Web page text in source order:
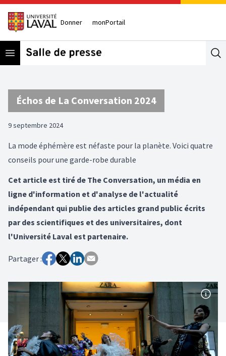
Donner monPortail
Open menu
Échos de La Conversation 2024
9 septembre 2024
La mode éphémère est néfaste pour la planète. Voici quatre
conseils pour une garde-robe durable
Cet article est tiré de The Conversation, un média en
ligne d'information et d'analyse de l'actualité
indépendant qui publie des articles grand public écrits
par des scientifiques et des universitaires, dont
l'Université Laval est partenaire.
Partager :